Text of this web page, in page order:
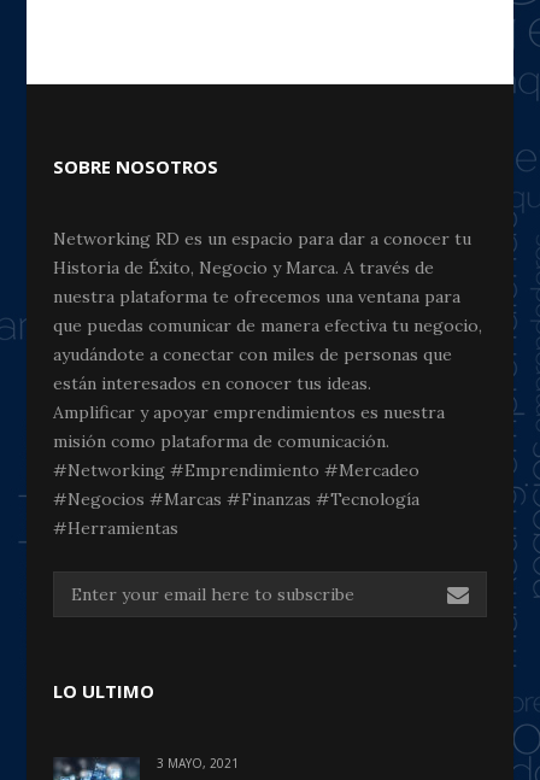
SOBRE NOSOTROS
Networking RD es un espacio para dar a conocer tu
Historia de Éxito, Negocio y Marca. A través de
nuestra plataforma te ofrecemos una ventana para
que puedas comunicar de manera efectiva tu negocio,
ayudándote a conectar con miles de personas que
están interesados en conocer tus ideas.
Amplificar y apoyar emprendimientos es nuestra
misión como plataforma de comunicación.
#Networking #Emprendimiento #Mercadeo
#Negocios #Marcas #Finanzas #Tecnología
#Herramientas
LO ULTIMO
3 MAYO, 2021